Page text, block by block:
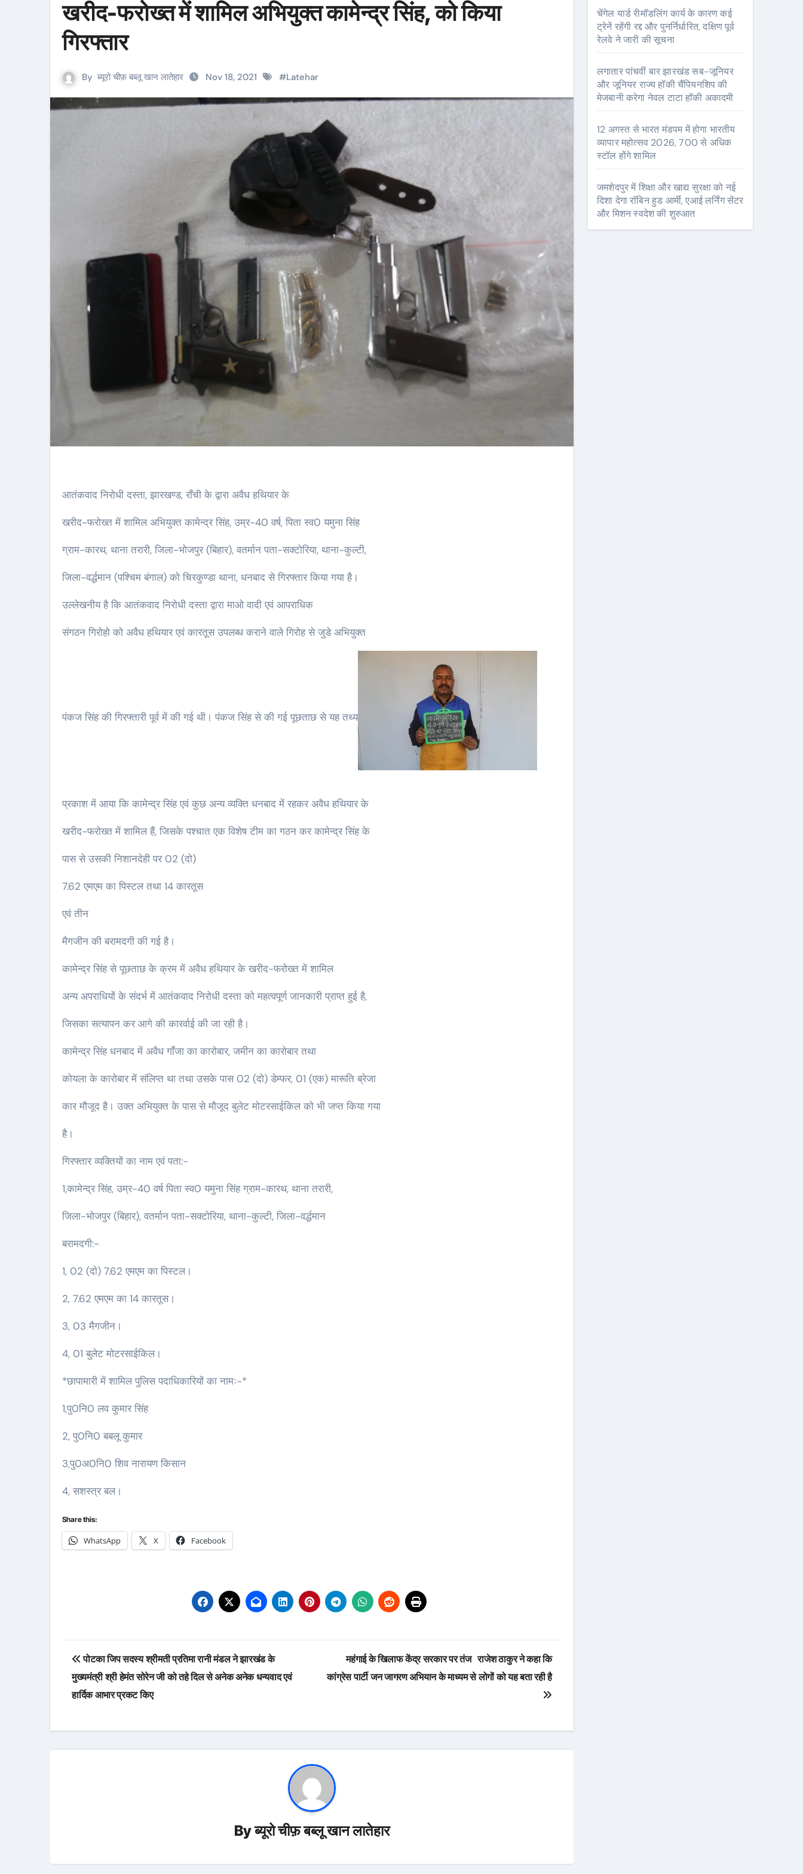
खरीद-फरोख्त में शामिल अभियुक्त कामेन्द्र सिंह, को किया
गिरफ्तार
By ब्यूरो चीफ़ बब्लू खान लातेहार Nov 18, 2021 #Latehar
आतंकवाद निरोधी दस्ता, झारखण्ड, राँची के द्वारा अवैध हथियार के
खरीद-फरोख्त में शामिल अभियुक्त कामेन्द्र सिंह, उम्र-40 वर्ष, पिता स्व0 यमुना सिंह
ग्राम-कारथ, थाना तरारी, जिला-भोजपुर (बिहार), वतर्मान पता-सक्टोरिया, थाना-कुल्टी,
जिला-वर्द्धमान (पश्चिम बंगाल) को चिरकुण्डा थाना, धनबाद से गिरफ्तार किया गया है।
उल्लेखनीय है कि आतंकवाद निरोधी दस्ता द्वारा माओ वादी एवं आपराधिक
संगठन गिरोहो को अवैध हथियार एवं कारतूस उपलब्ध कराने वाले गिरोह से जुडे अभियुक्त
पंकज सिंह की गिरफ्तारी पूर्व में की गई थी। पंकज सिंह से की गई पूछताछ से यह तथ्य
प्रकाश में आया कि कामेन्द्र सिंह एवं कुछ अन्य व्यक्ति धनबाद में रहकर अवैध हथियार के
खरीद-फरोख्त में शामिल हैं, जिसके पश्चात एक विशेष टीम का गठन कर कामेन्द्र सिंह के
पास से उसकी निशानदेही पर 02 (दो)
7.62 एमएम का पिस्टल तथा 14 कारतूस
एवं तीन
मैगजीन की बरामदगी की गई है।
कामेन्द्र सिंह से पूछताछ के क्रम में अवैध हथियार के खरीद-फरोख्त में शामिल
अन्य अपराधियों के संदर्भ में आतंकवाद निरोधी दस्ता को महत्वपूर्ण जानकारी प्राप्त हुई है,
जिसका सत्यापन कर आगे की कारर्वाई की जा रही है।
कामेन्द्र सिंह धनबाद में अवैध गाँजा का कारोबार, जमीन का कारोबार तथा
कोयला के कारोबार में संलिप्त था तथा उसके पास 02 (दो) डेम्फर, 01 (एक) मारूति ब्रेजा
कार मौजूद है। उक्त अभियुक्त के पास से मौजूद बुलेट मोटरसाईकिल को भी जप्त किया गया
है।
गिरफ्तार व्यक्तियों का नाम एवं पता:-
1,कामेन्द्र सिंह, उम्र-40 वर्ष पिता स्व0 यमुना सिंह ग्राम-कारथ, थाना तरारी,
जिला-भोजपुर (बिहार), वतर्मान पता-सक्टोरिया, थाना-कुल्टी, जिला-वर्द्धमान
बरामदगी:-
1, 02 (दो) 7.62 एमएम का पिस्टल।
2, 7.62 एमएम का 14 कारतूस।
3, 03 मैगजीन।
4, 01 बुलेट मोटरसाईकिल।
*छापामारी में शामिल पुलिस पदाधिकारियों का नामः-*
1,पु0नि0 लव कुमार सिंह
2, पु0नि0 बबलू कुमार
3,पु0अ0नि0 शिव नारायण किसान
4, सशस्त्र बल।
Share this:
WhatsApp X Facebook
Post
navigation
पोटका जिप सदस्य श्रीमती प्रतिमा रानी मंडल ने झारखंड के
मुख्यमंत्री श्री हेमंत सोरेन जी को तहे दिल से अनेक अनेक धन्यवाद एवं
हार्दिक आभार प्रकट किए
महंगाई के खिलाफ केंद्र सरकार पर तंज राजेश ठाकुर ने कहा कि
कांग्रेस पार्टी जन जागरण अभियान के माध्यम से लोगों को यह बता रही है
Byब्यूरो चीफ़ बब्लू खान लातेहार
चेंगेल यार्ड रीमॉडलिंग कार्य के कारण कई
ट्रेनें रहेंगी रद्द और पुनर्निर्धारित, दक्षिण पूर्व
रेलवे ने जारी की सूचना
लगातार पांचवीं बार झारखंड सब-जूनियर
और जूनियर राज्य हॉकी चैंपियनशिप की
मेजबानी करेगा नेवल टाटा हॉकी अकादमी
12 अगस्त से भारत मंडपम में होगा भारतीय
व्यापार महोत्सव 2026, 700 से अधिक
स्टॉल होंगे शामिल
जमशेदपुर में शिक्षा और खाद्य सुरक्षा को नई
दिशा देगा रॉबिन हुड आर्मी, एआई लर्निंग सेंटर
और मिशन स्वदेश की शुरुआत